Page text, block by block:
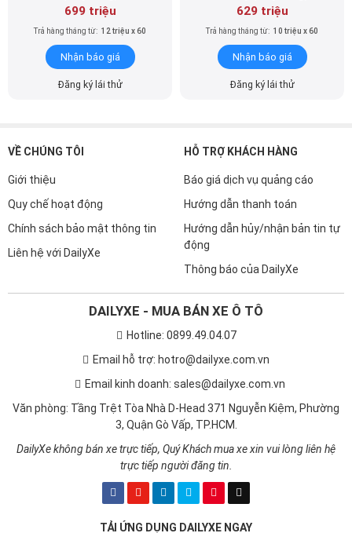
699 triệu
Trả hàng tháng từ: 12 triệu x 60
Nhận báo giá
Đăng ký lái thử
629 triệu
Trả hàng tháng từ: 10 triệu x 60
Nhận báo giá
Đăng ký lái thử
VỀ CHÚNG TÔI
Giới thiệu
Quy chế hoạt động
Chính sách bảo mật thông tin
Liên hệ với DailyXe
HỖ TRỢ KHÁCH HÀNG
Báo giá dịch vụ quảng cáo
Hướng dẫn thanh toán
Hướng dẫn hủy/nhận bản tin tự
động
Thông báo của DailyXe
DAILYXE - MUA BÁN XE Ô TÔ
Hotline: 0899.49.04.07
Email hỗ trợ: hotro@dailyxe.com.vn
Email kinh doanh: sales@dailyxe.com.vn
Văn phòng: Tầng Trệt Tòa Nhà D-Head 371 Nguyễn Kiệm, Phường
3, Quận Gò Vấp, TP.HCM.
DailyXe không bán xe trực tiếp, Quý Khách mua xe xin vui lòng liên hệ
trực tiếp người đăng tin.
TẢI ỨNG DỤNG DAILYXE NGAY